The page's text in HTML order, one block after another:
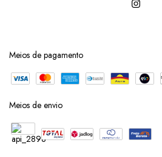
Meios de pagamento
Meios de envio